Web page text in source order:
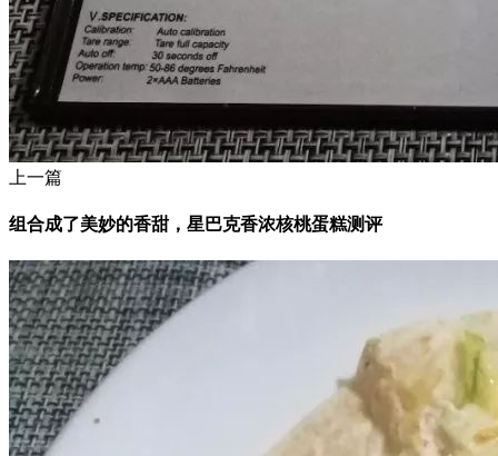
上一篇
组合成了美妙的香甜，星巴克香浓核桃蛋糕测评